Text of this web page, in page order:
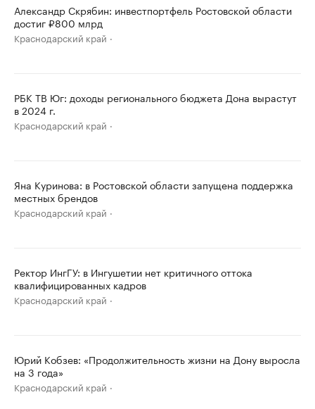
Александр Скрябин: инвестпортфель Ростовской области
достиг ₽800 млрд
Краснодарский край
РБК ТВ Юг: доходы регионального бюджета Дона вырастут
в 2024 г.
Краснодарский край
Яна Куринова: в Ростовской области запущена поддержка
местных брендов
Краснодарский край
Ректор ИнгГУ: в Ингушетии нет критичного оттока
квалифицированных кадров
Краснодарский край
Юрий Кобзев: «Продолжительность жизни на Дону выросла
на 3 года»
Краснодарский край